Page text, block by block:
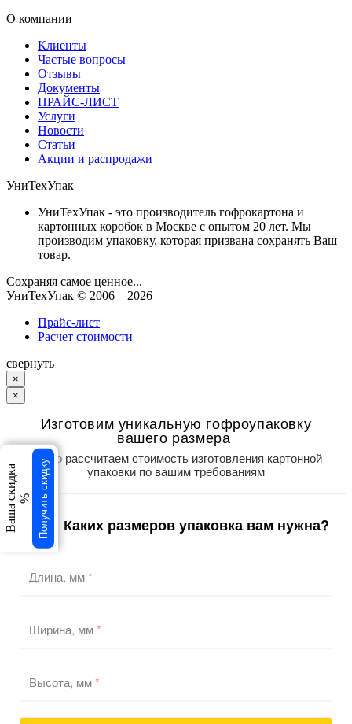
О компании
Клиенты
Частые вопросы
Отзывы
Документы
ПРАЙС-ЛИСТ
Услуги
Новости
Статьи
Акции и распродажи
УниТехУпак
УниТехУпак - это производитель гофрокартона и
картонных коробок в Москве с опытом 20 лет. Мы
производим упаковку, которая призвана сохранять Ваш
товар.
Сохраняя самое ценное...
УниТехУпак © 2006 – 2026
Прайс-лист
Расчет стоимости
свернуть
×
×
Изготовим уникальную гофроупаковку
вашего размера
Точно рассчитаем стоимость изготовления картонной
упаковки по вашим требованиям
/3 Каких размеров упаковка вам нужна?
Длина, мм*
Ширина, мм*
Высота, мм*
Ваша скидка % Получить скидку